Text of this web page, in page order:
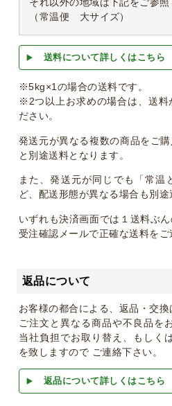
それ以外の地域は下記をご参照
（常温便 大サイズ）
送料について詳しくはこちら
※5kg×1の場合の送料です。
※2つ以上お求めの場合は、送料
ださい。
発送元が異なる複数の商品をご
と別途送料となります。
また、発送元が同じでも「常温
ど、配送形態が異なる場合も別途
いずれも決済画面では１送料ぶ
受注確認メールで正確な送料をご
返品について
お客様の都合による、返品・交換
ご注文と異なる商品や不良品を
当社負担でお取り替え、もしく
を致しますので ご連絡下さい。
返品について詳しくはこちら